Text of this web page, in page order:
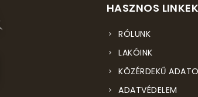
HASZNOS LINKEK
RÓLUNK
LAKÓINK
KÖZÉRDEKŰ
ADATVÉDELEM